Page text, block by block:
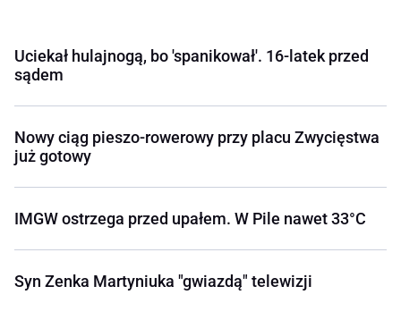
Uciekał hulajnogą, bo 'spanikował'. 16-latek przed
sądem
Nowy ciąg pieszo-rowerowy przy placu Zwycięstwa
już gotowy
IMGW ostrzega przed upałem. W Pile nawet 33°C
Syn Zenka Martyniuka "gwiazdą" telewizji